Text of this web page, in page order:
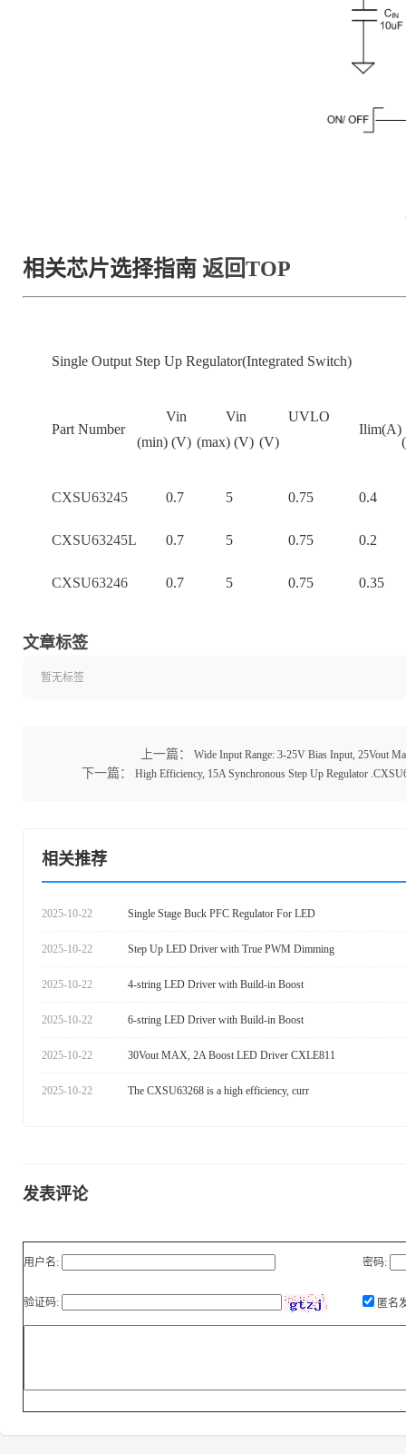
相关芯片选择指南 返回TOP
Single Output Step Up Regulator(Integrated Switch)
Part Number
Vin
(min) (V)
Vin
(max) (V)
UVLO
(V)
Ilim(A)
CXSU63245 0.7 5 0.75 0.4
CXSU63245L 0.7 5 0.75 0.2
CXSU63246 0.7 5 0.75 0.35
文章标签
暂无标签
上一篇： Wide Input Range: 3-25V Bias Input, 25Vout
下一篇： High Efficiency, 15A Synchronous Step Up Regulator
相关推荐
2025-10-22 Single Stage Buck PFC Regulator For LED
2025-10-22 Step Up LED Driver with True PWM Dimming
2025-10-22 4-string LED Driver with Build-in Boost
2025-10-22 6-string LED Driver with Build-in Boost
2025-10-22 30Vout MAX, 2A Boost LED Driver CXLE811
2025-10-22 The CXSU63268 is a high efficiency, curr
发表评论
用户名: 密码:
验证码: 匿名